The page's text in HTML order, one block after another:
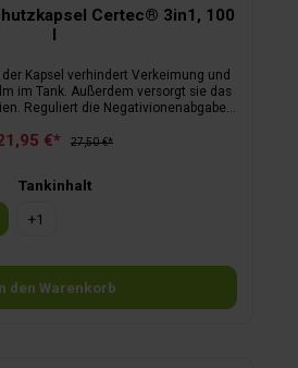
Certec® 3in1, 100
l
Kapsel verhindert Verkeimung und
im Tank. Außerdem versorgt sie das
Reguliert die Negativionenabgabe
Hält bis zu 12 Monate.
€* 27,50 €*
Tankinhalt
+1
den Warenkorb